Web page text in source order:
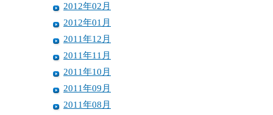
2012年02月
2012年01月
2011年12月
2011年11月
2011年10月
2011年09月
2011年08月